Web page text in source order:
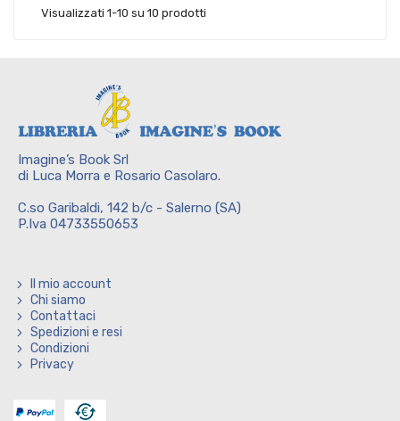
Visualizzati 1-10 su 10 prodotti
Imagine’s Book Srl
di Luca Morra e Rosario Casolaro.
C.so Garibaldi, 142 b/c - Salerno (SA)
P.Iva 04733550653
Il mio account
Chi siamo
Contattaci
Spedizioni e resi
Condizioni
Privacy